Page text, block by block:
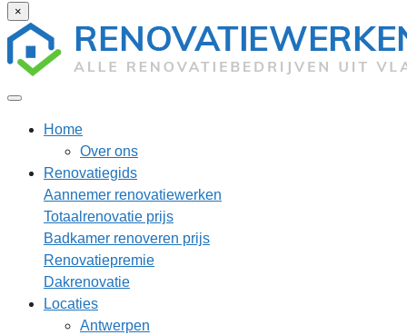
×
Home
Over ons
Renovatiegids
Aannemer renovatiewerken
Totaalrenovatie prijs
Badkamer renoveren prijs
Renovatiepremie
Dakrenovatie
Locaties
Antwerpen